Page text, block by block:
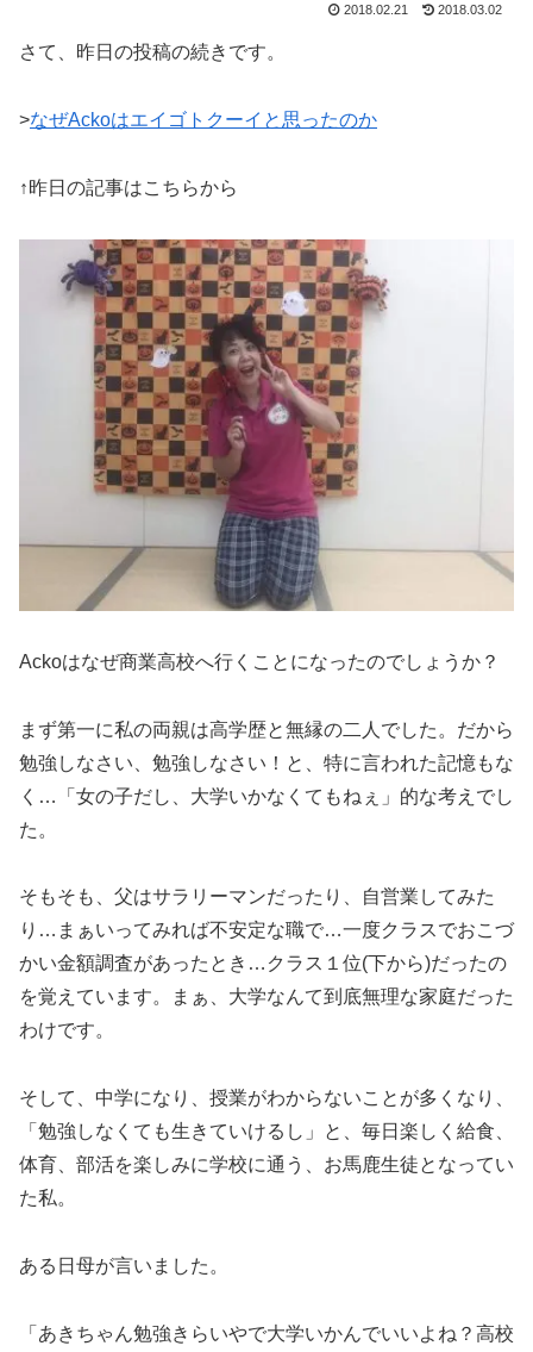
2018.02.21 2018.03.02
さて、昨日の投稿の続きです。
>なぜAckoはエイゴトクーイと思ったのか
↑昨日の記事はこちらから
Ackoはなぜ商業高校へ行くことになったのでしょうか？
まず第一に私の両親は高学歴と無縁の二人でした。だから
勉強しなさい、勉強しなさい！と、特に言われた記憶もな
く…「女の子だし、大学いかなくてもねぇ」的な考えでし
た。
そもそも、父はサラリーマンだったり、自営業してみた
り…まぁいってみれば不安定な職で…一度クラスでおこづ
かい金額調査があったとき…クラス１位(下から)だったの
を覚えています。まぁ、大学なんて到底無理な家庭だった
わけです。
そして、中学になり、授業がわからないことが多くなり、
「勉強しなくても生きていけるし」と、毎日楽しく給食、
体育、部活を楽しみに学校に通う、お馬鹿生徒となってい
た私。
ある日母が言いました。
「あきちゃん勉強きらいやで大学いかんでいいよね？高校